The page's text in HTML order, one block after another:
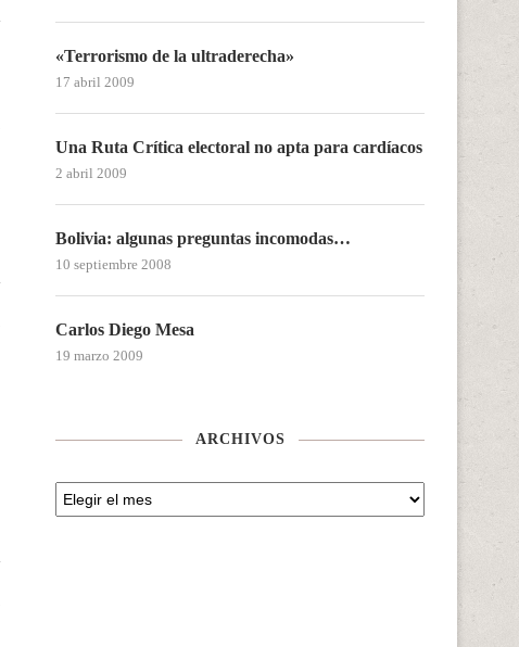
«Terrorismo de la ultraderecha»
17 abril 2009
Una Ruta Crítica electoral no apta para cardíacos
2 abril 2009
Bolivia: algunas preguntas incomodas…
10 septiembre 2008
Carlos Diego Mesa
19 marzo 2009
ARCHIVOS